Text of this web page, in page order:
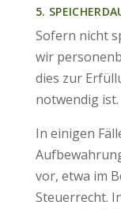
5.
Sofern nicht
wir
dies zur
notwendig ist.
In einigen
vor, etwa im
Steuerrecht.